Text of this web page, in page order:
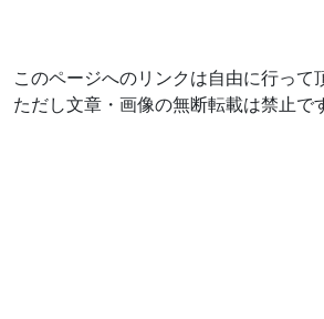
このページへのリンクは自由に行って
ただし文章・画像の無断転載は禁止で